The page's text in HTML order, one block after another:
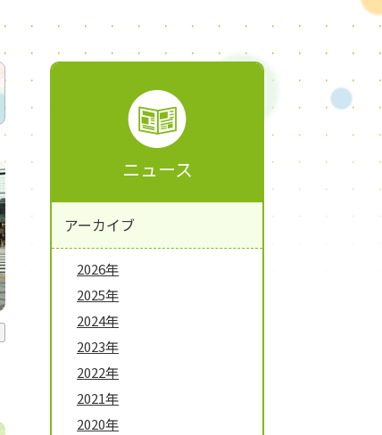
ニュース
アーカイブ
2026年
2025年
2024年
2023年
2022年
2021年
2020年